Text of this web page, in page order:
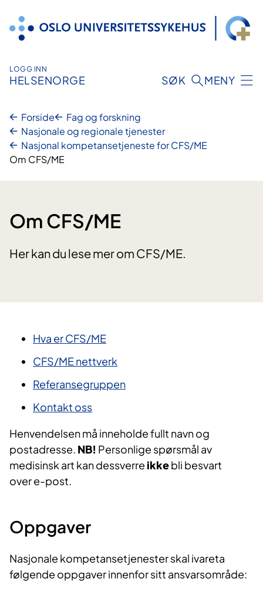
innhold
LOGG INN
HELSENORGE SØK MENY
Forside
Fag og forskning
Nasjonale og regionale tjenester
Nasjonal kompetansetjeneste for CFS/ME
Om CFS/ME
Om CFS/ME
Her kan du lese mer om CFS/ME.
Hva er CFS/ME
CFS/ME nettverk
Referansegruppen
Kontakt oss
Henvendelsen må inneholde fullt navn og
postadresse. NB! Personlige spørsmål av
medisinsk art kan dessverre ikkebli besvart
over e-post.
​​​Oppgaver
Nasjonale kompetansetjenester skal ivareta
følgende oppgaver innenfor sitt ansvarsområde: